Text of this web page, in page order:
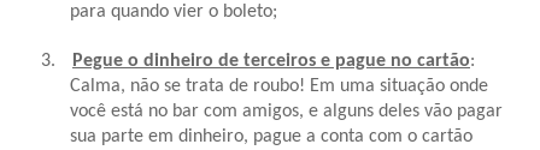
para quando vier o boleto;
3. Pegue o dinheiro de terceiros e pague no cartão:
Calma, não se trata de roubo! Em uma situação onde
você está no bar com amigos, e alguns deles vão pagar
sua parte em dinheiro, pague a conta com o cartão